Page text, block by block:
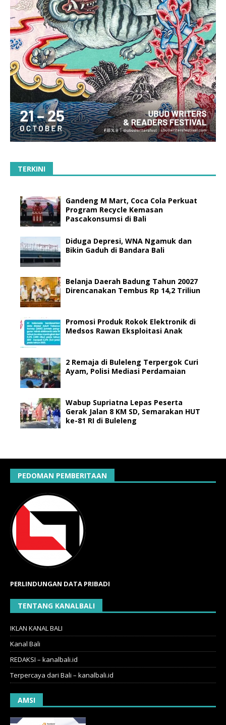
TERKINI
Gandeng M Mart, Coca Cola Perkuat
Program Recycle Kemasan
Pascakonsumsi di Bali
Diduga Depresi, WNA Ngamuk dan
Bikin Gaduh di Bandara Bali
Belanja Daerah Badung Tahun 20027
Direncanakan Tembus Rp 14,2 Triliun
Promosi Produk Rokok Elektronik di
Medsos Rawan Eksploitasi Anak
2 Remaja di Buleleng Terpergok Curi
Ayam, Polisi Mediasi Perdamaian
Wabup Supriatna Lepas Peserta
Gerak Jalan 8 KM SD, Semarakan HUT
ke-81 RI di Buleleng
PEDOMAN PEMBERITAAN
PERLINDUNGAN DATA PRIBADI
TENTANG KANALBALI
IKLAN KANAL BALI
Kanal Bali
REDAKSI – kanalbali.id
Terpercaya dari Bali – kanalbali.id
AMSI